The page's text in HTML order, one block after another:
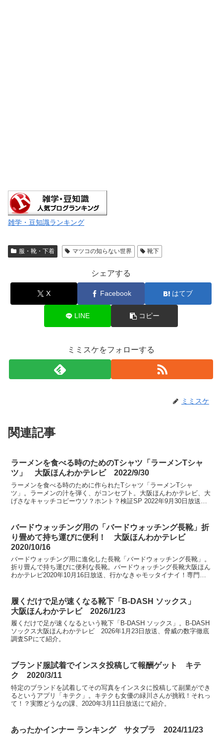
雑学・豆知識ランキング
服・靴・下着 マツコの知らない世界 靴下
シェアする
X Facebook はてブ
LINE コピー
ミミスケをフォローする
ミミスケ
関連記事
ラーメンを食べる時のためのTシャツ「ラーメンTシャ
ツ」 大阪ほんわかテレビ 2022/9/30
ラーメンを食べる時のために作られたTシャツ「ラーメンTシャ
ツ」。ラーメンの汁を弾く、がコンセプト。大阪ほんわかテレビ、大
げさなキャッチコピーウソ？ホント？検証SP 2022年9月30日放送に
バードウォッチング用の「バードウォッチング長靴」折
り畳めて持ち運びに便利！ 大阪ほんわかテレビ
2020/10/16
バードウォッチング用に進化した長靴「バードウォッチング長靴」。
折り畳んで持ち運びに便利な長靴。バードウォッチング長靴大阪ほん
わかテレビ2020年10月16日放送、行かなきゃモッタイナイ！専門店
履くだけで足が速くなる靴下「B-DASH ソックス」
大阪ほんわかテレビ 2026/1/23
履くだけで足が速くなるという靴下「B-DASH ソックス」。B-DASH
ソックス大阪ほんわかテレビ 2026年1月23日放送、脅威の数字徹底
調査SPにて紹介。
ブランド服試着でインスタ投稿して報酬ゲット キテ
ク 2020/3/11
特定のブランドを試着してその写真をインスタに投稿して副業ができ
るというアプリ「キテク」。キテクも女優の緑川さんが挑戦！それっ
て！？実際どうなの課、2020年3月11日放送にて紹介。
あったかインナー ランキング サタプラ 2024/11/23